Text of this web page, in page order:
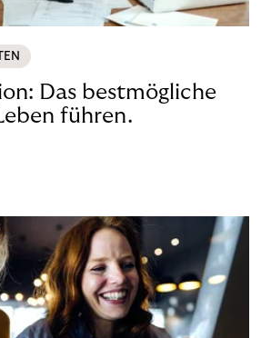
Das bestmögliche
führen.